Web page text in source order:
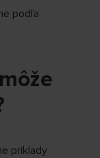
podľa
príklady